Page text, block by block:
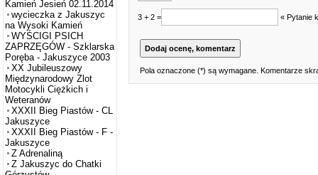
Kamień Jesień 02.11.2014
wycieczka z Jakuszyc
na Wysoki Kamień
WYŚCIGI PSICH
ZAPRZĘGÓW - Szklarska
Poręba - Jakuszyce 2003
XX Jubileuszowy
Międzynarodowy Zlot
Motocykli Ciężkich i
Weteranów
XXXII Bieg Piastów - CL
Jakuszyce
XXXII Bieg Piastów - F -
Jakuszyce
Z Adrenaliną
Z Jakuszyc do Chatki
3 + 2 = « Pytanie
Pola oznaczone (*) są wymagane. Komentarze